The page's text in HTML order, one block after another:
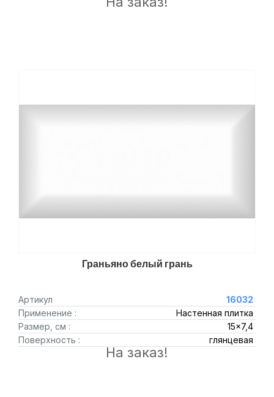
Граньяно белый грань
Артикул
16032
Применение :
Настенная плитка
Размер, см :
15x7,4
Поверхность :
глянцевая
На заказ!